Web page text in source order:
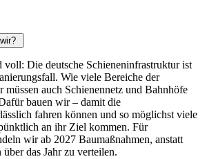
voll: Die deutsche Schieneninfrastruktur ist
Wie viele Bereiche der
müssen auch Schienennetz und Bahnhöfe
bauen wir – damit die
fahren können und so möglichst viele
an ihr Ziel kommen. Für
wir ab 2027 Baumaßnahmen, anstatt
das Jahr zu verteilen.